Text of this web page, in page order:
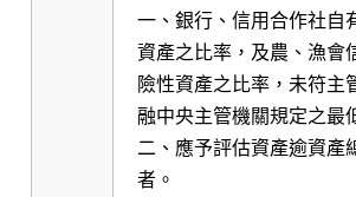
一、銀行、信用合作社自
資產之比率，及農、漁會
險性資產之比率，未符主
融中央主管機關規定之最
二、應予評估資產逾資產
者。